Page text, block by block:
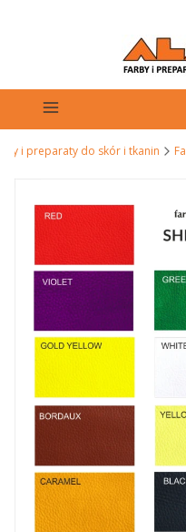
Menu
i preparaty do skór i tkanin